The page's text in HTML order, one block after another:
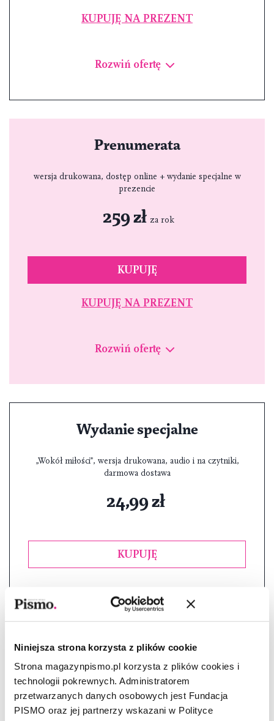
Niniejsza strona korzysta z plików cookie
Strona magazynpismo.pl korzysta z plików cookies i
technologii pokrewnych. Administratorem
przetwarzanych danych osobowych jest Fundacja
PISMO oraz jej partnerzy wskazani w Polityce
KUPUJĘ NA PREZENT
Rozwiń ofertę
Prenumerata
wersja drukowana, dostęp online + wydanie specjalne w
prezencie
259 zł za rok
KUPUJĘ
KUPUJĘ NA PREZENT
Rozwiń ofertę
Wydanie specjalne
„Wokół miłości”, wersja drukowana, audio i na czytniki,
darmowa dostawa
24,99 zł
KUPUJĘ
Miesięczna prenumerata „Pisma”